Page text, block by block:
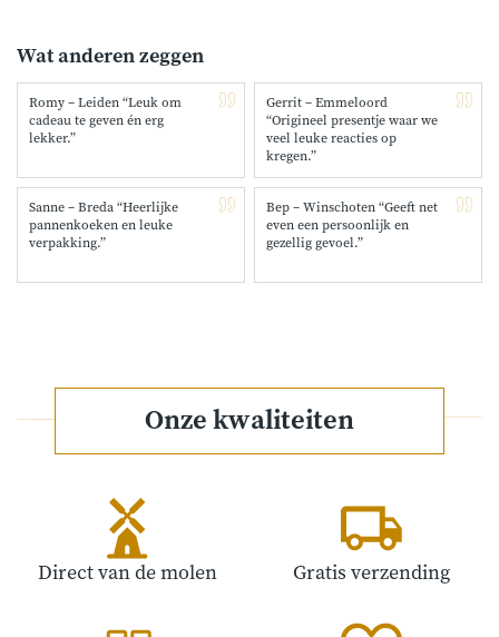
Wat anderen zeggen
Romy – Leiden “Leuk om
cadeau te geven én erg
lekker.”
Gerrit – Emmeloord
“Origineel presentje waar we
veel leuke reacties op
kregen.”
Sanne – Breda “Heerlijke
pannenkoeken en leuke
verpakking.”
Bep – Winschoten “Geeft net
even een persoonlijk en
gezellig gevoel.”
Onze kwaliteiten
Direct van de molen Gratis verzending